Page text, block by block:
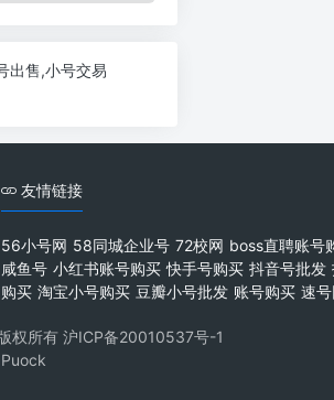
出售,小号交易
友情链接
56小号网 58同城企业号 72校网 boss直聘账号
咸鱼号 小红书账号购买 快手号购买 抖音号批发
购买 淘宝小号购买 豆瓣小号批发 账号购买 速
权所有 沪ICP备20010537号-1
Puock